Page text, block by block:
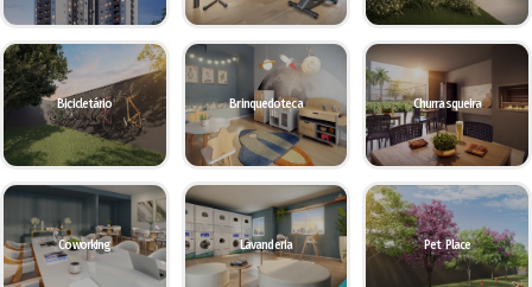
Bicicletário Brinquedoteca Churrasqueira
Coworking Lavanderia Pet Place